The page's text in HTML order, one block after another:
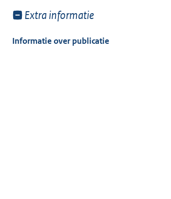
Toon
van:
Extra informatie
Informatie over publicatie